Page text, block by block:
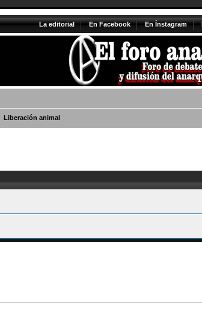
La editorial En Facebook En Ínstagram
Liberación animal